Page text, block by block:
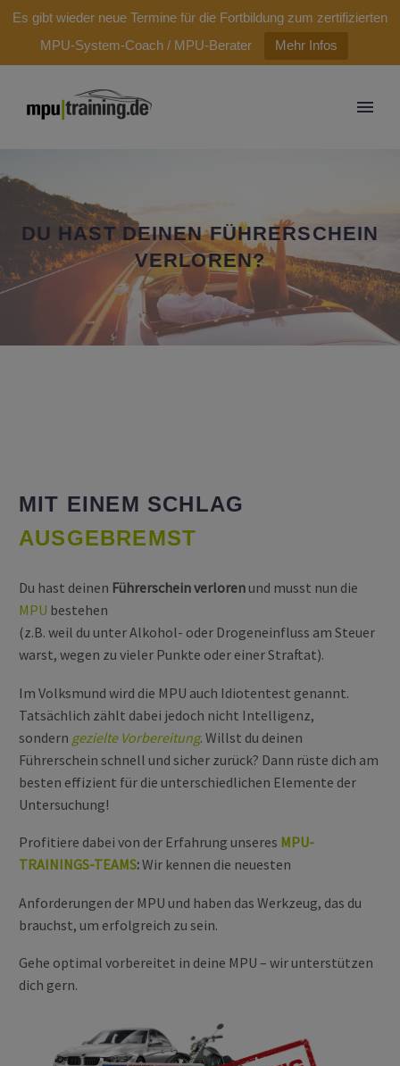
Es gibt wieder neue Termine für die Fortbildung zum zertifizierten
MPU-System-Coach / MPU-Berater
Mehr Infos
DU HAST DEINEN FÜHRERSCHEIN
VERLOREN?
MIT EINEM SCHLAG
AUSGEBREMST
Du hast deinen Führerschein verloren und musst nun die
MPU bestehen
(z.B. weil du unter Alkohol- oder Drogeneinfluss am Steuer
warst, wegen zu vieler Punkte oder einer Straftat).
Im Volksmund wird die MPU auch Idiotentest genannt.
Tatsächlich zählt dabei jedoch nicht Intelligenz,
sondern gezielte Vorbereitung. Willst du deinen
Führerschein schnell und sicher zurück? Dann rüste dich am
besten effizient für die unterschiedlichen Elemente der
Untersuchung!
Profitiere dabei von der Erfahrung unseres MPU-
TRAININGS-TEAMS:Wir kennen die neuesten
Anforderungen der MPU und haben das Werkzeug, das du
brauchst, um erfolgreich zu sein.
Gehe optimal vorbereitet in deine MPU – wir unterstützen
dich gern.
modal-check